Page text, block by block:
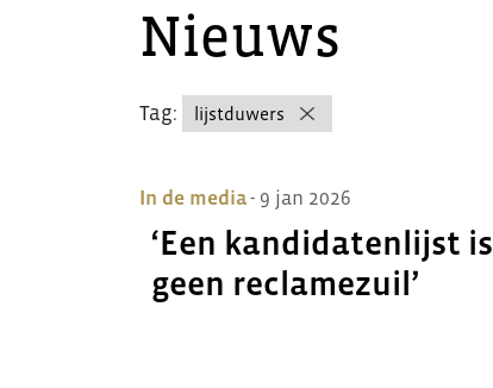
Nieuws
Tag: lijstduwers
In de media- 9 jan 2026
‘Een kandidatenlijst is
geen reclamezuil’